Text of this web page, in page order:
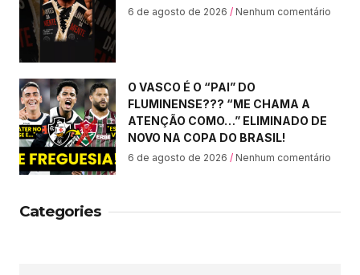
6 de agosto de 2026 Nenhum comentário
O VASCO É O “PAI” DO
FLUMINENSE??? “ME CHAMA A
ATENÇÃO COMO…” ELIMINADO DE
NOVO NA COPA DO BRASIL!
6 de agosto de 2026 Nenhum comentário
Categories